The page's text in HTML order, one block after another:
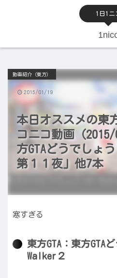
1日1ニ
本日オススメの東
コニコ動画（
方GTAどうでしょ
第１１夜」他7本
動画紹介（東方）
2015/01/19
寒すぎる
東方GTA：東方GTA
Walker２